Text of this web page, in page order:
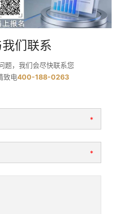
们联系
题，我们会尽快联系您
致电400-188-0263
*
*